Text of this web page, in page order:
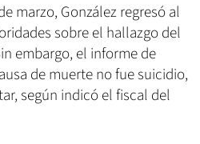
marzo, González regresó al
sobre el hallazgo del
embargo, el informe de
de muerte no fue suicidio,
según indicó el fiscal del